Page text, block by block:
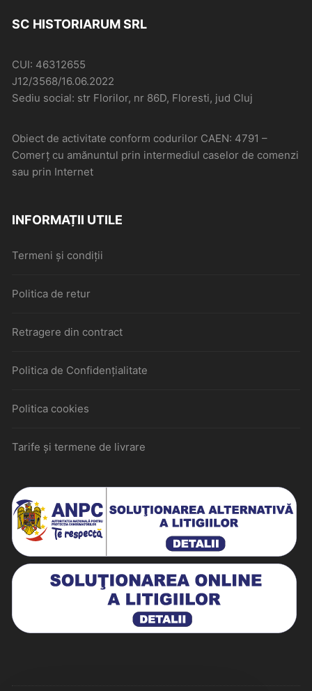
SC HISTORIARUM SRL
CUI: 46312655
J12/3568/16.06.2022
Sediu social: str Florilor, nr 86D, Floresti, jud Cluj
Obiect de activitate conform codurilor CAEN: 4791 –
Comerţ cu amănuntul prin intermediul caselor de comenzi
sau prin Internet
INFORMAȚII UTILE
Termeni și condiții
Politica de retur
Retragere din contract
Politica de Confidențialitate
Politica cookies
Tarife și termene de livrare